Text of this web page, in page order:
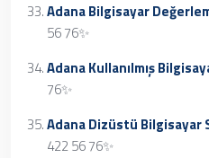
Adana Bilgisayar
56 76✨
Adana Kullanılmış
76✨
Adana Dizüstü Bilgisayar
422 56 76✨